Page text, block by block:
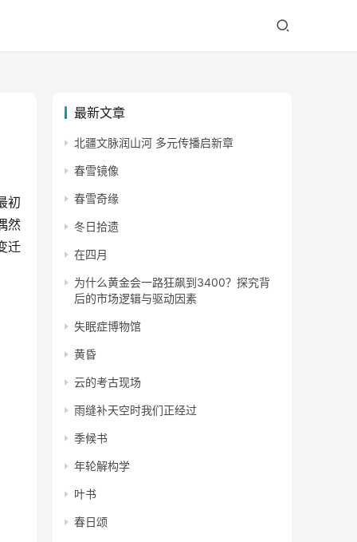
初
然
迁
最新文章
北疆文脉润山河 多元传播启新章
春雪镜像
春雪奇缘
冬日拾遗
在四月
为什么黄金会一路狂飙到3400？探究背
后的市场逻辑与驱动因素
失眠症博物馆
黄昏
云的考古现场
雨缝补天空时我们正经过
季候书
年轮解构学
叶书
春日颂